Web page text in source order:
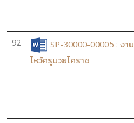
92
SP-30000-00005 : งาน
ไหว้ครูมวยโคราช